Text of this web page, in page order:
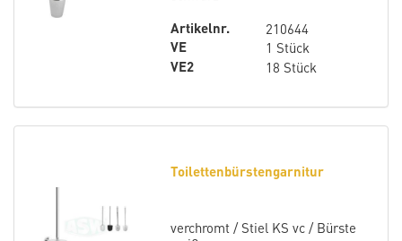
Artikelnr.
210644
VE
1 Stück
VE2
18 Stück
Toilettenbürstengarnitur
verchromt / Stiel KS vc / Bürste